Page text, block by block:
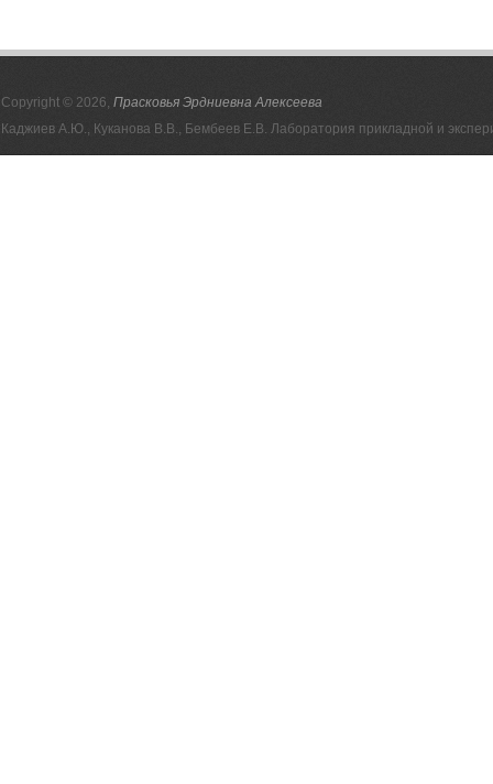
Copyright © 2026, Прасковья Эрдниевна Алексеева
Каджиев А.Ю., Куканова В.В., Бембеев Е.В. Лаборатория прикладной и